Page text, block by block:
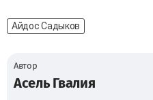
Айдос Садыков
Автор
Асель Гвалия